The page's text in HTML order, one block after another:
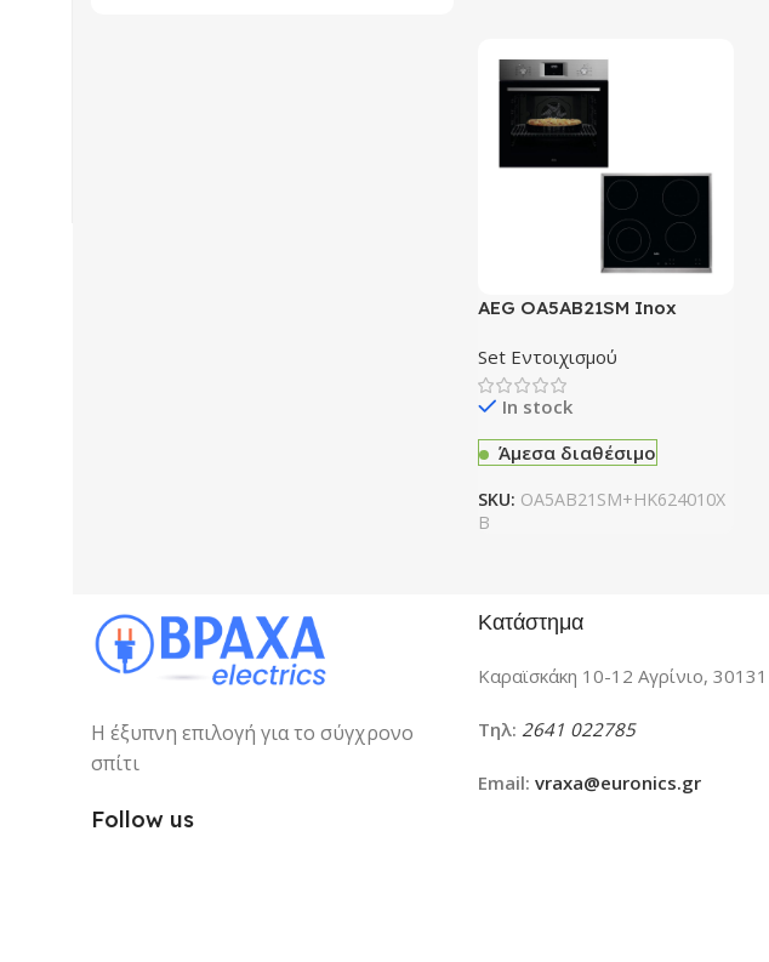
AEG OA5AB21SM Inox
Κεραμική Εστία Set
Εντοιχισμού
Set Εντοιχισμού
In stock
Άμεσα διαθέσιμο
SKU: OA5AB21SM+HK624010X
B
Η έξυπνη επιλογή για το σύγχρονο
σπίτι
Follow us
Κατάστημα
Καραϊσκάκη 10-12 Αγρίνιο, 30131
Τηλ: 2641 022785
Email: vraxa@euronics.gr